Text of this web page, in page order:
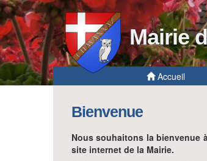
Mairie
Accueil
Bienvenue
Nous souhaitons la bienvenue
site internet de la Mairie.